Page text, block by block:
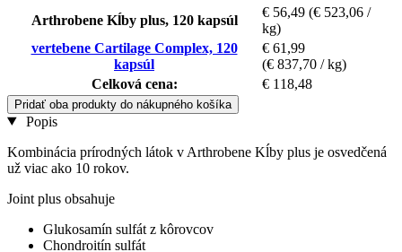
Arthrobene Kĺby plus, 120 kapsúl
€ 56,49 (€ 523,06 /
kg)
vertebene Cartilage Complex, 120
kapsúl
€ 61,99
(€ 837,70 / kg)
Celková cena:
€ 118,48
Pridať oba produkty do nákupného košíka
Popis
Kombinácia prírodných látok v Arthrobene Kĺby plus je osvedčená
už viac ako 10 rokov.
Joint plus obsahuje
Glukosamín sulfát z kôrovcov
Chondroitín sulfát